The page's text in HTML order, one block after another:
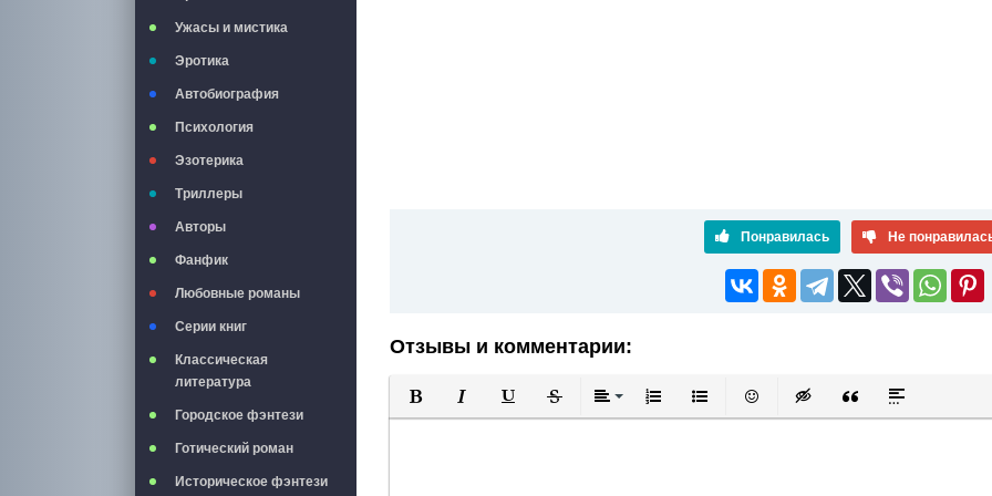
Ужасы и мистика
Эротика
Автобиография
Психология
Эзотерика
Триллеры
Авторы
Фанфик
Любовные романы
Серии книг
Классическая
литература
Городское фэнтези
Готический роман
Историческое фэнтези
Понравилась Не
Отзывы и комментарии:
Полужирный
КурсивПодчеркнутый
ЗачеркнутыйВыравнивание
Нумерованный список
Маркированный список
Вставить смайлик
Вставка скрытого текста
Вставка цитаты
Вставка